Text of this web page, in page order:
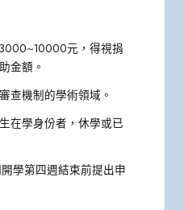
元，得視捐
金額。
查機制的學術領域。
在學身份者，休學或已
學第四週結束前提出申